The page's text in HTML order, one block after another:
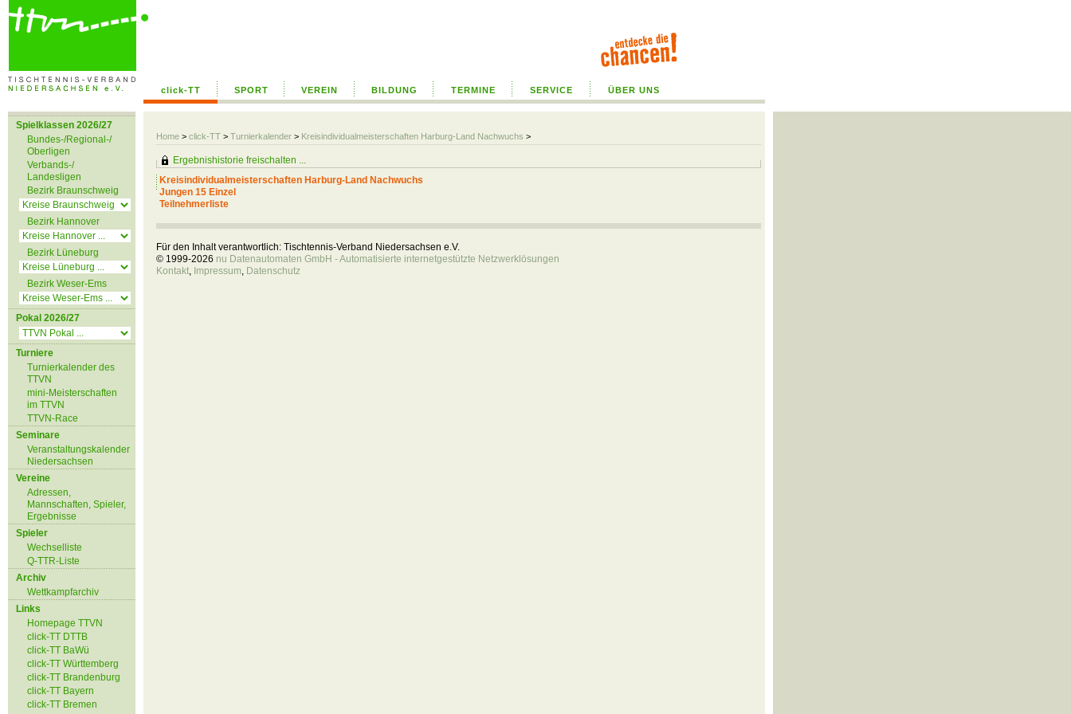
click-TT SPORT VEREIN BILDUNG TERMINE SERVICE ÜBER UNS
Home > click-TT > Turnierkalender > Kreisindividualmeisterschaften Harburg-Land Nachwuchs >
Spielklassen 2026/27
Bundes-/Regional-/
Oberligen
Verbands-/
Landesligen
Bezirk Braunschweig
Bezirk Hannover
Bezirk Lüneburg
Bezirk Weser-Ems
Pokal 2026/27
Turniere
Turnierkalender des
TTVN
mini-Meisterschaften
im TTVN
TTVN-Race
Seminare
Veranstaltungskalender
Niedersachsen
Vereine
Adressen,
Mannschaften, Spieler,
Ergebnisse
Spieler
Wechselliste
Q-TTR-Liste
Archiv
Wettkampfarchiv
Links
Homepage TTVN
click-TT DTTB
click-TT BaWü
click-TT Württemberg
click-TT Brandenburg
click-TT Bayern
click-TT Bremen
Ergebnishistorie freischalten ...
Kreisindividualmeisterschaften Harburg-Land Nachwuchs
Jungen 15 Einzel
Teilnehmerliste
Für den Inhalt verantwortlich: Tischtennis-Verband Niedersachsen e.V.
© 1999-2026 nu Datenautomaten GmbH - Automatisierte internetgestützte Netzwerklösungen
Kontakt, Impressum, Datenschutz